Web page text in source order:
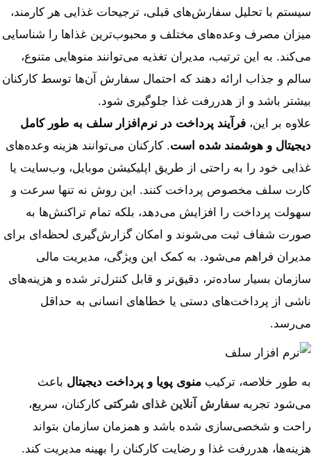
سیستم با تحلیل سفارش‌های قبلی، ترجیحات غذایی هر کارمند،
میزان مصرف وعده‌های مختلف و محبوب‌ترین غذاها را شناسایی
می‌کند. به این ترتیب، مدیران تغذیه می‌توانند منوهایی متنوع،
سالم و جذاب ارائه دهند که احتمال سفارش آن‌ها توسط کارکنان
بیشتر باشد و از هدررفت غذا جلوگیری شود.
علاوه بر این، فرآیند پرداخت در نرم‌افزار سلف به طور کامل
دیجیتال و هوشمند شده است. کارکنان می‌توانند هزینه وعده‌های
غذایی خود را به راحتی از طریق اپلیکیشن موبایل، وب‌سایت یا
کارت سلف مخصوص پرداخت کنند. این روش نه تنها سرعت و
سهولت پرداخت را افزایش می‌دهد، بلکه تمام تراکنش‌ها به
صورت شفاف ثبت می‌شوند و امکان گزارش‌گیری لحظه‌ای برای
مدیران فراهم می‌شود. به کمک این ویژگی، مدیریت مالی
سازمان بسیار ساده‌تر، دقیق‌تر و قابل کنترل‌تر شده و هزینه‌های
ناشی از پرداخت‌های دستی یا خطاهای انسانی به حداقل
می‌رسد.
به طور خلاصه، ترکیب منوی پویا و پرداخت دیجیتال باعث
می‌شود تجربه سفارش آنلاین غذای شرکتی کارکنان، سریع،
راحت و شخصی‌سازی شده باشد و همزمان سازمان بتواند
هزینه‌ها، هدررفت غذا و رضایت کارکنان را بهینه مدیریت کند.